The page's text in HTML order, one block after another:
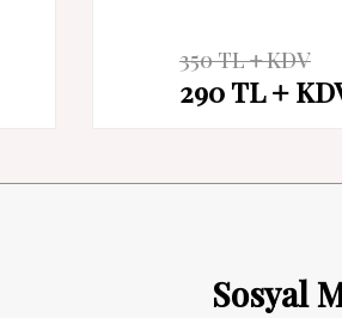
350TL KDV
290TL
Sosyal